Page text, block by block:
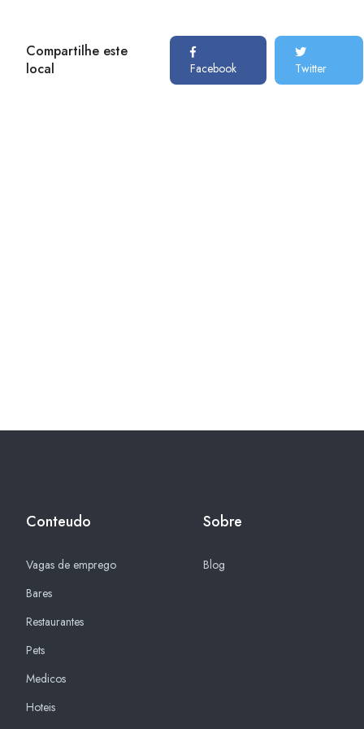
Compartilhe este
local
Facebook Twitter
Conteudo
Vagas de emprego
Bares
Restaurantes
Pets
Medicos
Hoteis
Sobre
Blog